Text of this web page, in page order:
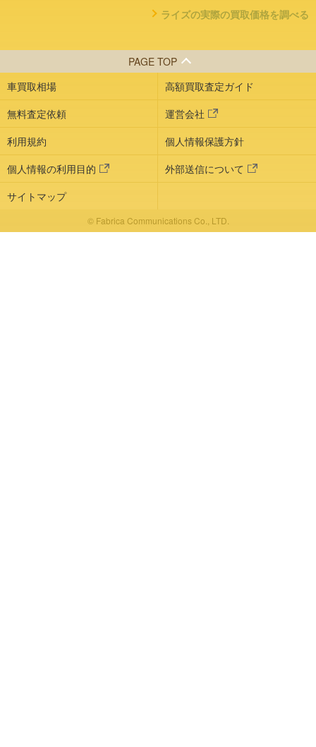
ライズの実際の買取価格を調べる
PAGE TOP
車買取相場
高額買取査定ガイド
無料査定依頼
運営会社
利用規約
個人情報保護方針
個人情報の利用目的
外部送信について
サイトマップ
© Fabrica Communications Co., LTD.